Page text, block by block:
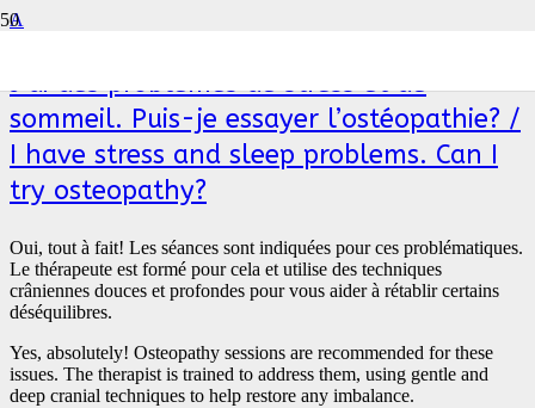
A
J’ai des problèmes de stress et de
sommeil. Puis-je essayer l’ostéopathie? /
I have stress and sleep problems. Can I
try osteopathy?
Oui, tout à fait! Les séances sont indiquées pour ces problématiques.
Le thérapeute est formé pour cela et utilise des techniques
crâniennes douces et profondes pour vous aider à rétablir certains
déséquilibres.
Yes, absolutely! Osteopathy sessions are recommended for these
issues. The therapist is trained to address them, using gentle and
deep cranial techniques to help restore any imbalance.